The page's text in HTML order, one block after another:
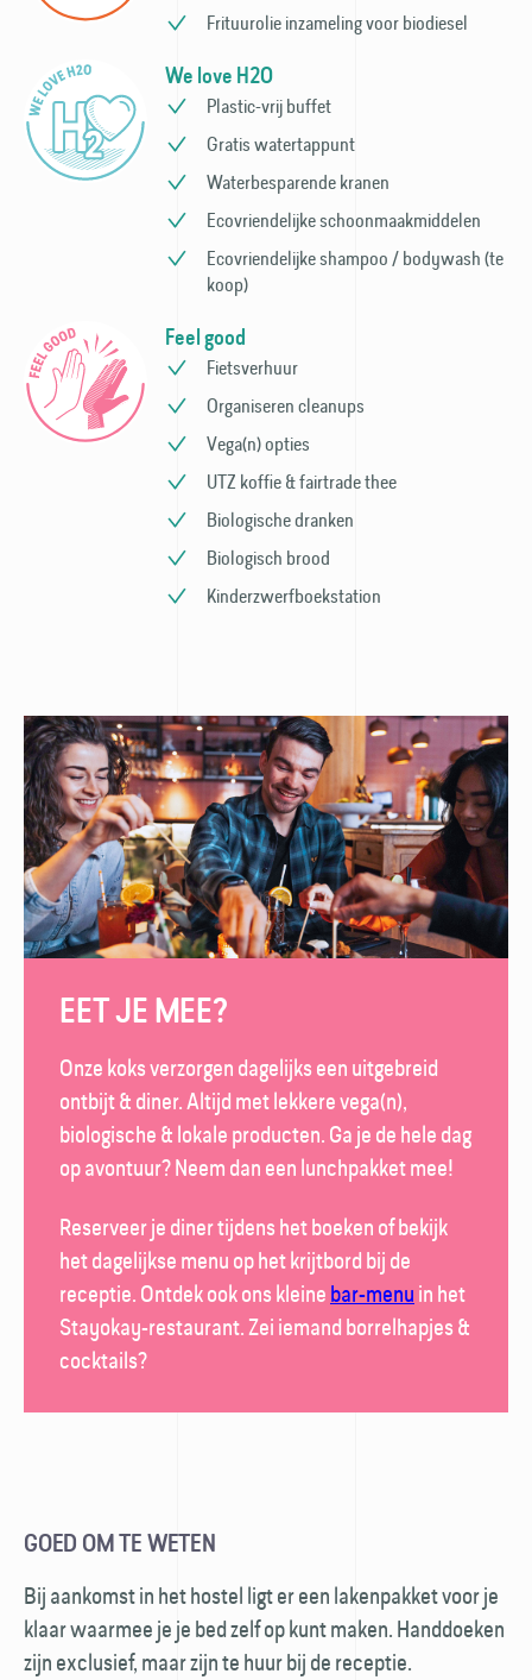
Frituurolie inzameling voor bio­diesel
We love H2O
Plastic-vrij buffet
Gratis watertappunt
Waterbesparende kranen
Ecovriendelijke schoonmaak­middelen
Ecovriendelijke shampoo / bodywash (te
koop)
Feel good
Fietsverhuur
Organiseren cleanups
Vega(n) opties
UTZ koffie & fairtrade thee
Biologische dranken
Biologisch brood
Kinder­zwerfboek­station
EET JE MEE?
Onze koks verzorgen dagelijks een uitgebreid
ontbijt & diner. Altijd met lekkere vega(n),
biologische & lokale producten. Ga je de hele dag
op avontuur? Neem dan een lunch­pakket mee!
Reserveer je diner tijdens het boeken of bekijk
het dagelijkse menu op het krijt­bord bij de
receptie. Ontdek ook ons kleinebar-menuin het
Stayokay-restaurant. Zei iemand borrel­hapjes &
cocktails?
GOED OM TE WETEN
Bij aankomst in het hostel ligt er een laken­pakket voor je
klaar waarmee je je bed zelf op kunt maken. Hand­doeken
zijn exclusief, maar zijn te huur bij de receptie.